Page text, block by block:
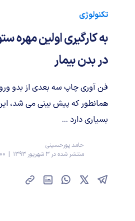
تکنولوژی
در بدن بیمار
فن آوری چاپ سه بعدی از بدو
همانطور که پیش بینی می شد،
بسیاری دارد ...
حامد پورحسینی
منتشر شده در 3 شهریور 1393 | 13:00